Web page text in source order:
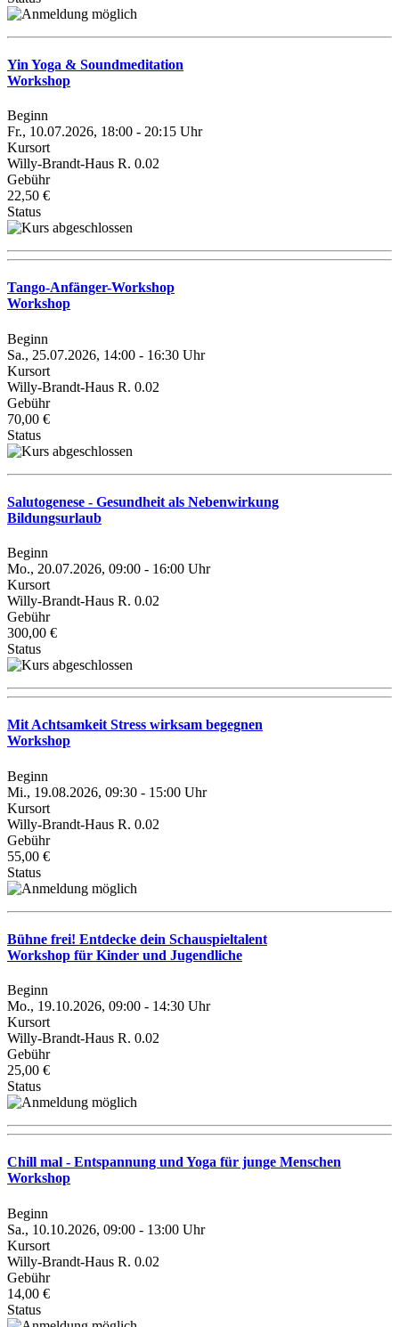
Yin Yoga & Soundmeditation
Workshop
Beginn
Fr., 10.07.2026, 18:00 - 20:15 Uhr
Kursort
Willy-Brandt-Haus R. 0.02
Gebühr
22,50 €
Status
Tango-Anfänger-Workshop
Workshop
Beginn
Sa., 25.07.2026, 14:00 - 16:30 Uhr
Kursort
Willy-Brandt-Haus R. 0.02
Gebühr
70,00 €
Status
Salutogenese - Gesundheit als Nebenwirkung
Bildungsurlaub
Beginn
Mo., 20.07.2026, 09:00 - 16:00 Uhr
Kursort
Willy-Brandt-Haus R. 0.02
Gebühr
300,00 €
Status
Mit Achtsamkeit Stress wirksam begegnen
Workshop
Beginn
Mi., 19.08.2026, 09:30 - 15:00 Uhr
Kursort
Willy-Brandt-Haus R. 0.02
Gebühr
55,00 €
Status
Bühne frei! Entdecke dein Schauspieltalent
Workshop für Kinder und Jugendliche
Beginn
Mo., 19.10.2026, 09:00 - 14:30 Uhr
Kursort
Willy-Brandt-Haus R. 0.02
Gebühr
25,00 €
Status
Chill mal - Entspannung und Yoga für junge Menschen
Workshop
Beginn
Sa., 10.10.2026, 09:00 - 13:00 Uhr
Kursort
Willy-Brandt-Haus R. 0.02
Gebühr
14,00 €
Status